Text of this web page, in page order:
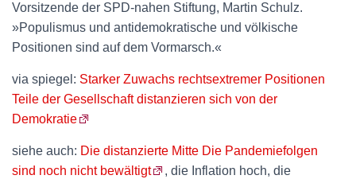
Vorsitzende der SPD-nahen Stiftung, Martin Schulz.
»Populismus und antidemokratische und völkische
Positionen sind auf dem Vormarsch.«
via spiegel: Starker Zuwachs rechtsextremer Positionen
Teile der Gesellschaft distanzieren sich von der
Demokratie
siehe auch: Die distanzierte Mitte Die Pandemiefolgen
sind noch nicht bewältigt
, die Inflation hoch, die